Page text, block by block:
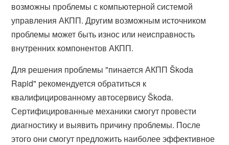
возможны проблемы с компьютерной системой
управления АКПП. Другим возможным источником
проблемы может быть износ или неисправность
внутренних компонентов АКПП.
Для решения проблемы "пинается АКПП Škoda
Rapid" рекомендуется обратиться к
квалифицированному автосервису Škoda.
Сертифицированные механики смогут провести
диагностику и выявить причину проблемы. После
этого они смогут предложить наиболее эффективное